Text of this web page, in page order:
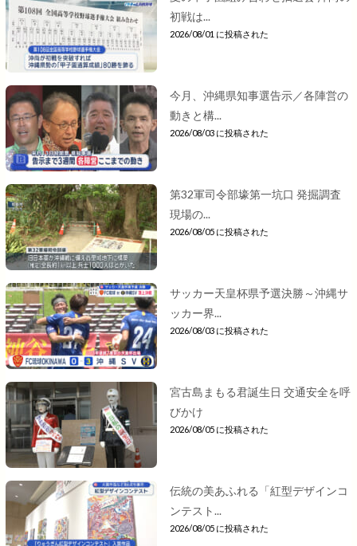
初戦は...
2026/08/01 に投稿された
今月、沖縄県知事選告示／各陣営の
動きと構...
2026/08/03 に投稿された
第32軍司令部壕第一坑口 発掘調査
現場の...
2026/08/05 に投稿された
サッカー天皇杯県予選決勝～沖縄サ
ッカー界...
2026/08/03 に投稿された
宮古島まもる君誕生日 交通安全を呼
びかけ
2026/08/05 に投稿された
伝統の美あふれる「紅型デザインコ
ンテスト...
2026/08/05 に投稿された